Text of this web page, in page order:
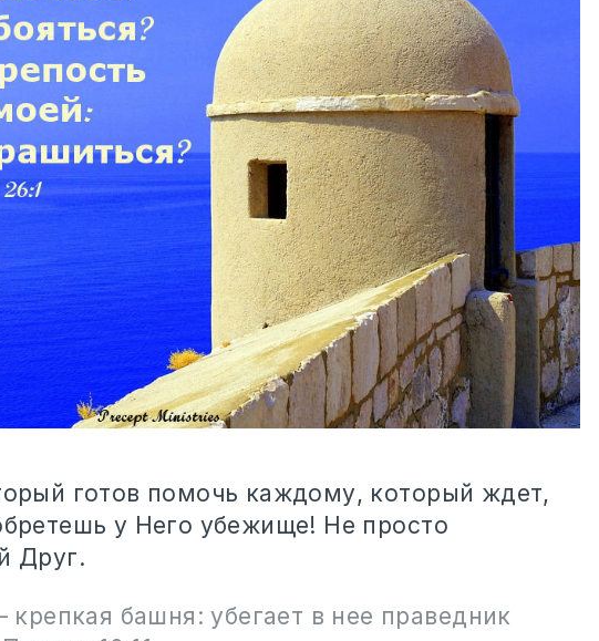
готов помочь каждому, который ждет,
у Него убежище! Не просто
Друг.
башня: убегает в нее праведник